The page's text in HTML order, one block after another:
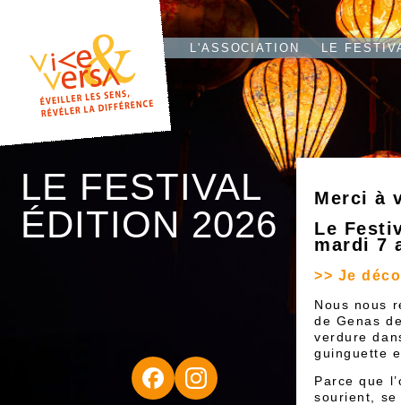
L'T L'ASSOCIATION LE
LE FESTIVAL
ÉDITION 2026
Merci à
Le
mardi 7
>> Je
Nous nous
de Genas
verdure
guinguette
Parce que
sourient,